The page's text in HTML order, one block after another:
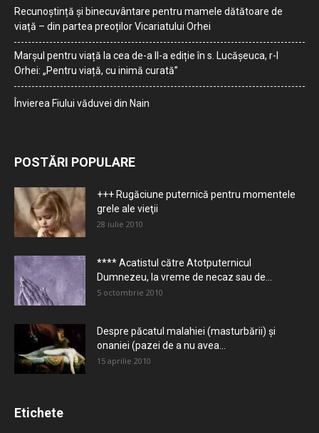
Recunoștință și binecuvântare pentru mamele dătătoare de
viață – din partea preoților Vicariatului Orhei
Marșul pentru viață la cea de-a II-a ediție în s. Lucășeuca, r-l
Orhei: „Pentru viață, cu inimă curată”
Învierea Fiului văduvei din Nain
POSTĂRI POPULARE
+++ Rugăciune puternică pentru momentele
grele ale vieţii
28 iulie 2010
**** Acatistul către Atotputernicul
Dumnezeu, la vreme de necaz sau de...
5 octombrie 2010
Despre păcatul malahiei (masturbării) şi
onaniei (pazei de a nu avea...
15 aprilie 2010
Etichete